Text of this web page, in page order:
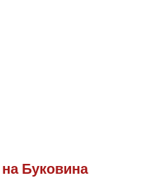
Буковина